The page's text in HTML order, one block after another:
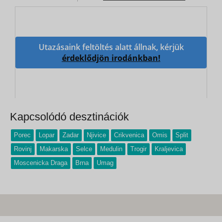
Utazásaink feltöltés alatt állnak, kérjük
érdeklődjön irodánkban!
Kapcsolódó desztinációk
Porec Lopar Zadar Njivice Crikvenica Omis
Split
Rovinj
Makarska Selce Medulin Trogir
Kraljevica
Moscenicka Draga
Brna Umag